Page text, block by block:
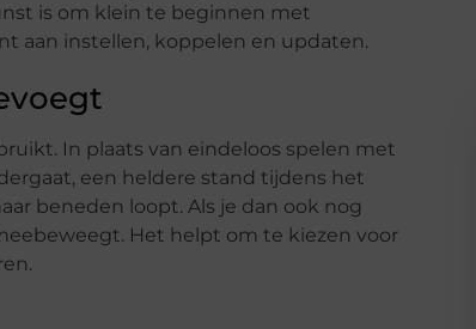
is om klein te beginnen met
aan instellen, koppelen en updaten.
In plaats van eindeloos spelen met
een heldere stand tijdens het
beneden loopt. Als je dan ook nog
Het helpt om te kiezen voor